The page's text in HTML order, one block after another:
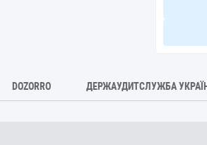
DOZORRO ДЕРЖАУДИТСЛУЖБА